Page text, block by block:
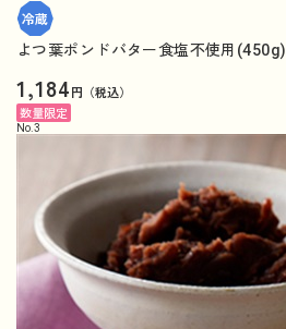
よつ葉ポンドバター食塩不使用(450g)
1,184円（税込）
数量限定
No. 3